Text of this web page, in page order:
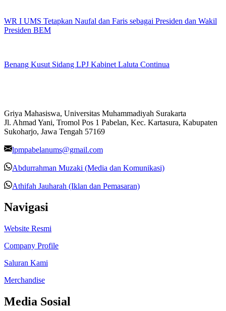
WR I UMS Tetapkan Naufal dan Faris sebagai Presiden dan Wakil
Presiden BEM
Benang Kusut Sidang LPJ Kabinet Laluta Continua
Griya Mahasiswa, Universitas Muhammadiyah Surakarta
Jl. Ahmad Yani, Tromol Pos 1 Pabelan, Kec. Kartasura, Kabupaten
Sukoharjo, Jawa Tengah 57169
lpmpabelanums@gmail.com
Abdurrahman Muzaki (Media dan Komunikasi)
Athifah Jauharah (Iklan dan Pemasaran)
Navigasi
Website Resmi
Company Profile
Saluran Kami
Merchandise
Media Sosial